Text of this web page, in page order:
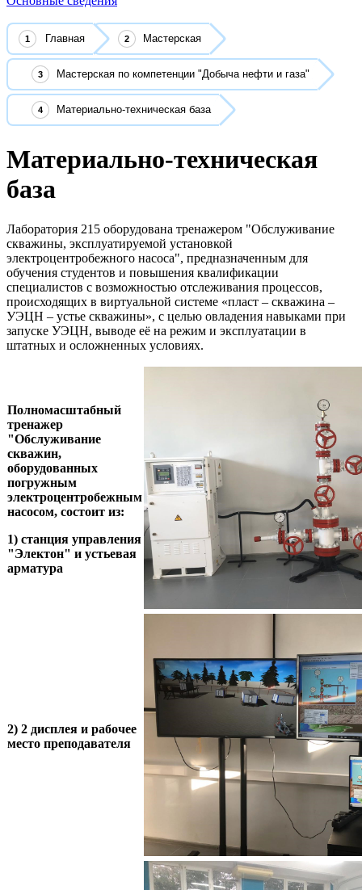
Главная Мастерская
Мастерская по компетенции "Добыча нефти и газа"
Материально-техническая база
Материально-техническая
база
Лаборатория 215 оборудована тренажером "Обслуживание
скважины, эксплуатируемой установкой
электроцентробежного насоса", предназначенным для
обучения студентов и повышения квалификации
специалистов с возможностью отслеживания процессов,
происходящих в виртуальной системе «пласт – скважина –
УЭЦН – устье скважины», с целью овладения навыками при
запуске УЭЦН, выводе её на режим и эксплуатации в
штатных и осложненных условиях.
Полномасштабный
тренажер
"Обслуживание
скважин,
оборудованных
погружным
электроцентробежным
насосом, состоит из:
1) станция управления
"Электон" и устьевая
арматура
2) 2 дисплея и рабочее
место преподавателя